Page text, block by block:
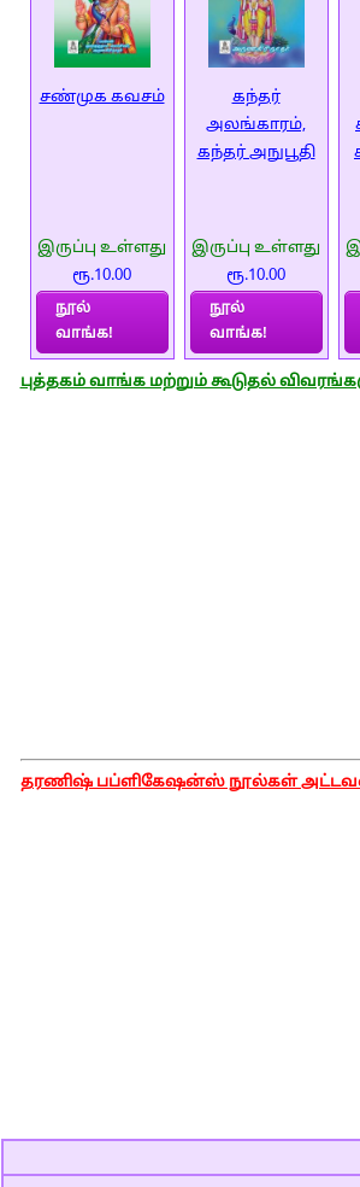
சண்முக கவசம்
இருப்பு உள்ளது
ரூ.10.00
நூல்
வாங்க!
கந்தர்
அலங்காரம்,
கந்தர் அநுபூதி
இருப்பு உள்ளது
ரூ.10.00
நூல்
வாங்க!
புத்தகம் வாங்க மற்றும் கூடுதல்
தரணிஷ் பப்ளிகேஷன்ஸ் நூல்கள்